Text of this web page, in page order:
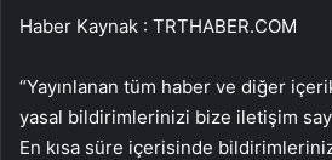
Haber Kaynak : TRTHABER.COM
“Yayınlanan tüm haber ve diğer
yasal bildirimlerinizi bize iletişim
En kısa süre içerisinde